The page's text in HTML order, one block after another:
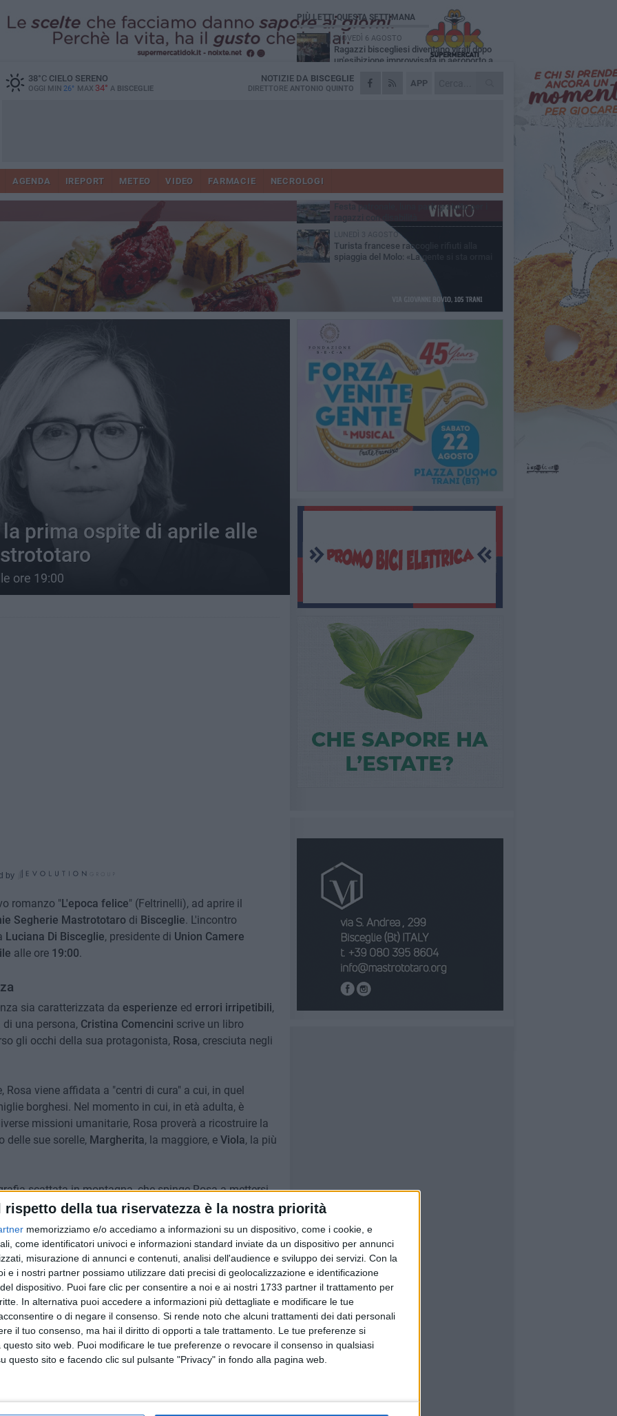
rispetto della tua riservatezza è la nostra priorità
memorizziamo e/o accediamo a informazioni su un dispositivo, come i cookie, e
come identificatori univoci e informazioni standard inviate da un dispositivo per annunci
misurazione di annunci e contenuti, analisi dell'audience e sviluppo dei servizi. Con la
e i nostri partner possiamo utilizzare dati precisi di geolocalizzazione e identificazione
dispositivo. Puoi fare clic per consentire a noi e ai nostri 1733 partner il trattamento per
In alternativa puoi accedere a informazioni più dettagliate e modificare le tue
o di negare il consenso. Si rende noto che alcuni trattamenti dei dati personali
il tuo consenso, ma hai il diritto di opporti a tale trattamento. Le tue preferenze si
sito web. Puoi modificare le tue preferenze o revocare il consenso in qualsiasi
questo sito e facendo clic sul pulsante "Privacy" in fondo alla pagina web.
38°CCIELO SERENO
OGGI MIN 26° MAX 34° A BISCEGLIE
APP
NOTIZIE DA BISCEGLIE
DIRETTORE ANTONIO QUINTO
AGENDA IREPORT METEO VIDEO FARMACIE NECROLOGI
prima ospite di aprile alle
ore 19:00
by
romanzo "L'epoca felice" (Feltrinelli), ad aprire il
Segherie Mastrototarodi Bisceglie. L'incontro
Luciana Di Bisceglie, presidente di Union Camere
alle ore 19:00.
sia caratterizzata da esperienze ed errori irripetibili,
una persona, Cristina Comencini scrive un libro
gli occhi della sua protagonista, Rosa, cresciuta negli
viene affidata a "centri di cura" a cui, in quel
borghesi. Nel momento in cui, in età adulta, è
missioni umanitarie, Rosa proverà a ricostruire la
delle sue sorelle, Margherita, la maggiore, e Viola, la più
scattata in montagna, che spinge Rosa a mettersi
.
, scrittrice e regista, firma un romanzo intenso, che
come una costante ricerca
, ma anche come una
e custodire.
accolgono personalità di rilievo nel
PIÙ LETTI QUESTA SETTIMANA
GIOVEDÌ 6 AGOSTO
Ragazzi biscegliesi diventano virali dopo
un'esibizione improvvisata in aeroporto a
MARTEDÌ 4 AGOSTO
Emergenza caldo, il Comune di Bisceglie
Due auto incendiate nella notte in via Dieta
MERCOLEDÌ 5 AGOSTO
Festa patronale, luna park gratuito per i
LUNEDÌ 3 AGOSTO
Turista francese raccoglie rifiuti alla
spiaggia del Molo: «La gente si sta ormai
abituando»